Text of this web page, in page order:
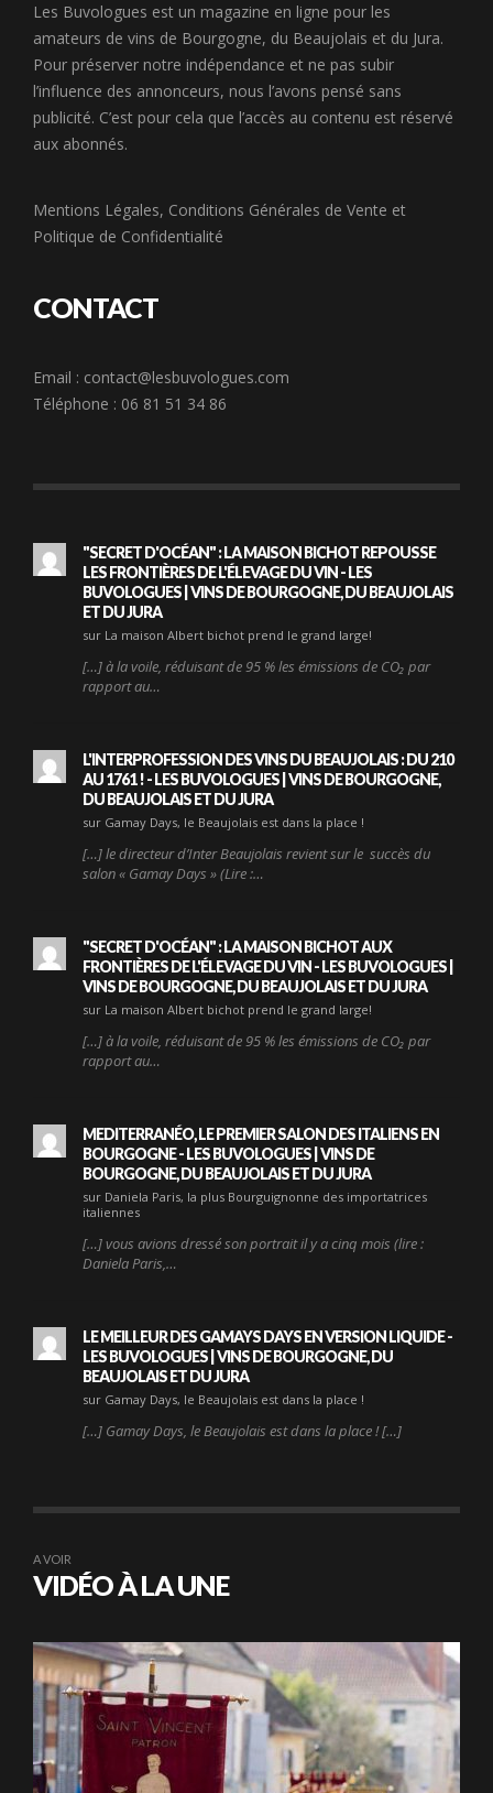
Les Buvologues est un magazine en ligne pour les
amateurs de vins de Bourgogne, du Beaujolais et du Jura.
Pour préserver notre indépendance et ne pas subir
l’influence des annonceurs, nous l’avons pensé sans
publicité. C’est pour cela que l’accès au contenu est réservé
aux abonnés.
Mentions Légales, Conditions Générales de Vente et
Politique de Confidentialité
CONTACT
Email : contact@lesbuvologues.com
Téléphone : 06 81 51 34 86
"SECRET D'OCÉAN" : LA MAISON BICHOT REPOUSSE
LES FRONTIÈRES DE L'ÉLEVAGE DU VIN - LES
BUVOLOGUES | VINS DE BOURGOGNE, DU BEAUJOLAIS
ET DU JURA
sur La maison Albert bichot prend le grand large!
[…] à la voile, réduisant de 95 % les émissions de CO₂ par
rapport au…
L'INTERPROFESSION DES VINS DU BEAUJOLAIS : DU 210
AU 1761 ! - LES BUVOLOGUES | VINS DE BOURGOGNE,
DU BEAUJOLAIS ET DU JURA
sur Gamay Days, le Beaujolais est dans la place !
[…] le directeur d’Inter Beaujolais revient sur le succès du
salon « Gamay Days » (Lire :…
"SECRET D'OCÉAN" : LA MAISON BICHOT AUX
FRONTIÈRES DE L'ÉLEVAGE DU VIN - LES BUVOLOGUES |
VINS DE BOURGOGNE, DU BEAUJOLAIS ET DU JURA
sur La maison Albert bichot prend le grand large!
[…] à la voile, réduisant de 95 % les émissions de CO₂ par
rapport au…
MEDITERRANÉO, LE PREMIER SALON DES ITALIENS EN
BOURGOGNE - LES BUVOLOGUES | VINS DE
BOURGOGNE, DU BEAUJOLAIS ET DU JURA
sur Daniela Paris, la plus Bourguignonne des importatrices
italiennes
[…] vous avions dressé son portrait il y a cinq mois (lire :
Daniela Paris,…
LE MEILLEUR DES GAMAYS DAYS EN VERSION LIQUIDE -
LES BUVOLOGUES | VINS DE BOURGOGNE, DU
BEAUJOLAIS ET DU JURA
sur Gamay Days, le Beaujolais est dans la place !
[…] Gamay Days, le Beaujolais est dans la place ! […]
A VOIR
VIDÉO À LA UNE